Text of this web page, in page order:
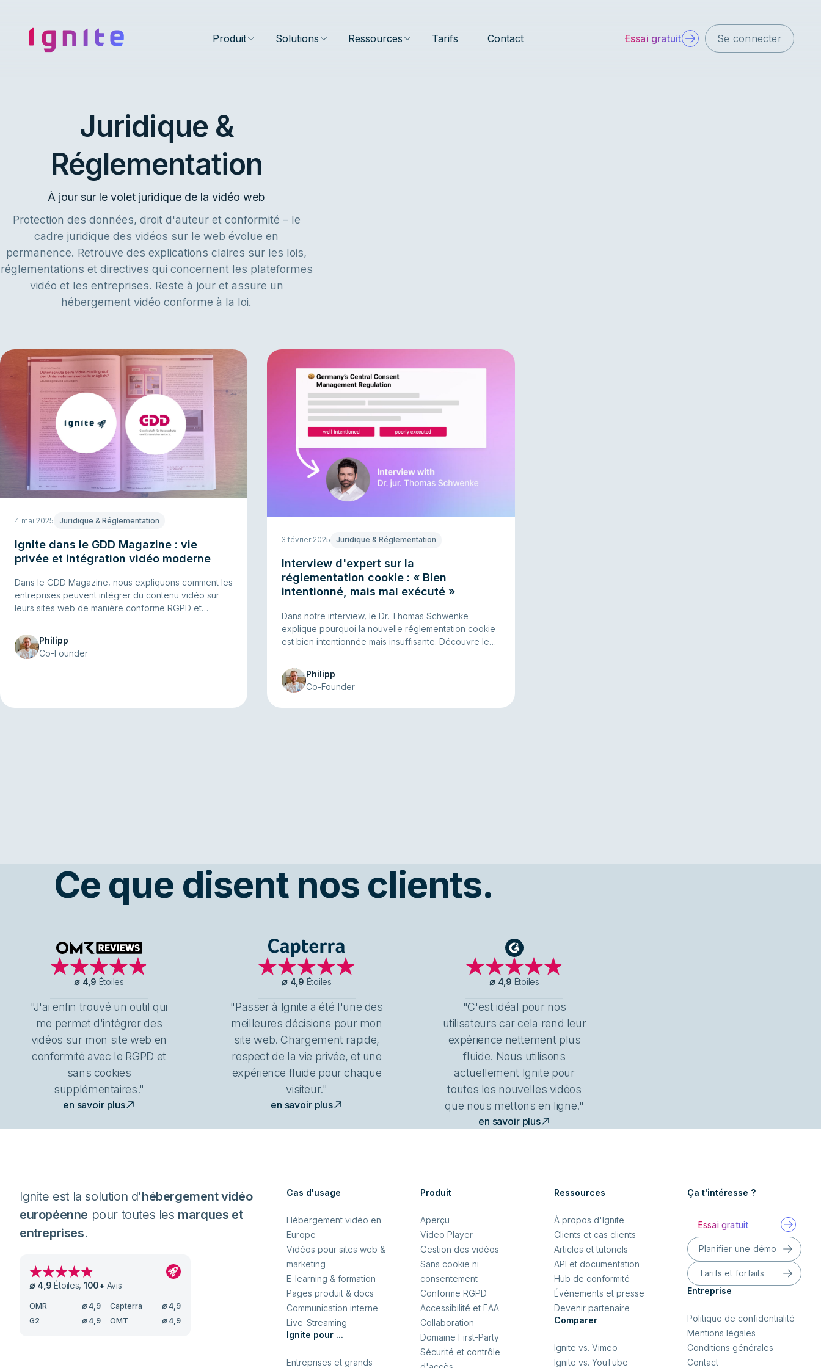
Ignite • Video Experience Cloud Produit Solutions Ressources Tarifs Contact Essai gratuit Se connecter
Juridique &
Réglementation
À jour sur le volet juridique de la vidéo web
Protection des données, droit d'auteur et conformité – le
cadre juridique des vidéos sur le web évolue en
permanence. Retrouve des explications claires sur les lois,
réglementations et directives qui concernent les plateformes
vidéo et les entreprises. Reste à jour et assure un
hébergement vidéo conforme à la loi.
4 mai 2025 Juridique & Réglementation
Ignite dans le GDD Magazine : vie
privée et intégration vidéo moderne
Dans le GDD Magazine, nous expliquons comment les
entreprises peuvent intégrer du contenu vidéo sur
leurs sites web de manière conforme RGPD et
Philipp
Co-Founder
3 février 2025 Juridique & Réglementation
Interview d'expert sur la
réglementation cookie : « Bien
intentionné, mais mal exécuté »
Dans notre interview, le Dr. Thomas Schwenke
explique pourquoi la nouvelle réglementation cookie
est bien intentionnée mais insuffisante. Découvre le
qu'il implique réellement pour les exploitants de sites
web.
Philipp
Co-Founder
Ce que disent nos clients.
OMR Reviews
∅ 4,9 Étoiles
"J'ai enfin trouvé un outil qui
me permet d'intégrer des
vidéos sur mon site web en
conformité avec le RGPD et
sans cookies
supplémentaires."
en savoir plus
Capterra
∅ 4,9 Étoiles
"Passer à Ignite a été l'une des
meilleures décisions pour mon
site web. Chargement rapide,
respect de la vie privée, et une
expérience fluide pour chaque
visiteur."
en savoir plus
G2
∅ 4,9 Étoiles
"C'est idéal pour nos
utilisateurs car cela rend leur
expérience nettement plus
fluide. Nous utilisons
actuellement Ignite pour
toutes les nouvelles vidéos
que nous mettons en ligne."
en savoir plus
Ignite est la solution d'hébergement vidéo
européenne pour toutes les marques et
entreprises.
∅ 4,9 Étoiles, 100+ Avis
OMR ∅ 4,9 Capterra ∅ 4,9
G2
∅ 4,9 OMT ∅ 4,9
Cas d'usage
Hébergement vidéo en
Europe
Vidéos pour sites web &
marketing
E-learning & formation
Pages produit & docs
Communication interne
Live-Streaming
Ignite pour ...
Entreprises et grands
Produit
Aperçu
Video Player
Gestion des vidéos
Sans cookie ni
consentement
Conforme RGPD
Accessibilité et EAA
Collaboration
Domaine First-Party
Sécurité et contrôle
Ressources
À propos d'Ignite
Clients et cas clients
Articles et tutoriels
API et documentation
Hub de conformité
Événements et presse
Devenir partenaire
Comparer
Ignite vs. Vimeo
Ignite vs. YouTube
Ça t'intéresse ?
Essai gratuit
Planifier une démo
Tarifs et forfaits
Entreprise
Politique de confidentialité
Mentions légales
Conditions générales
Contact